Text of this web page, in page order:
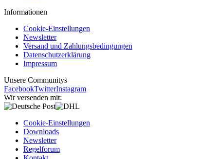
Informationen
Cookie-Einstellungen
Newsletter
Versand und Zahlungsbedingungen
Datenschutzerklärung
Impressum
Unsere Communitys
FacebookTwitterInstagram
Wir versenden mit:
Cookie-Einstellungen
Downloads
Newsletter
Regelforum